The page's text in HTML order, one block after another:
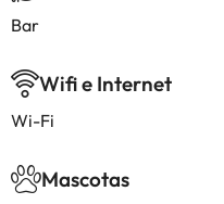
Bar
Wifi e Internet
Wi-Fi
Mascotas